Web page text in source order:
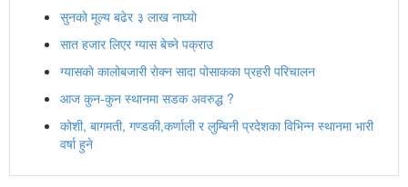
सुनकाे मूल्य बढेर ३ लाख नाघ्याे
सात हजार लिएर ग्यास बेच्ने पक्राउ
ग्यासकाे कालोबजारी राेक्न सादा पोसाकका प्रहरी परिचालन
आज कुन-कुन स्थानमा सडक अवरुद्ध ?
कोशी, बागमती, गण्डकी,कर्णाली र लुम्बिनी प्रदेशका विभिन्न स्थानमा भारी
वर्षा हुने